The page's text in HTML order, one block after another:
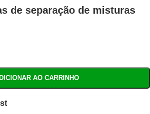
de separação de misturas
AO CARRINHO